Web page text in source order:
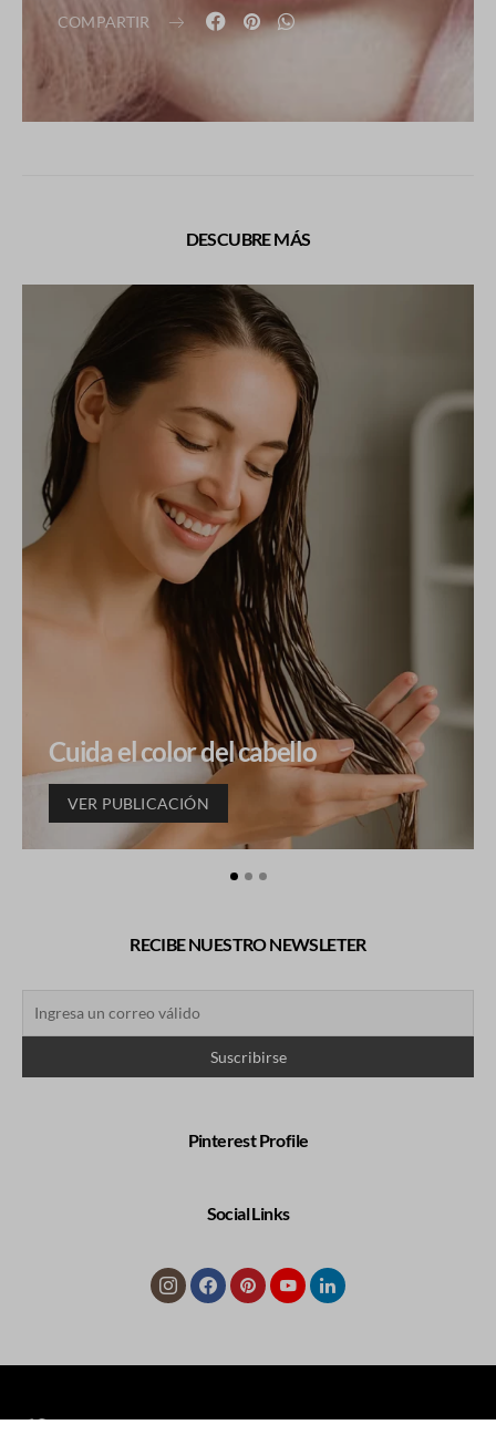
COMPARTIR
DESCUBRE MÁS
Cuida el color del cabello
VER PUBLICACIÓN
RECIBE NUESTRO NEWSLETER
Pinterest Profile
Social Links